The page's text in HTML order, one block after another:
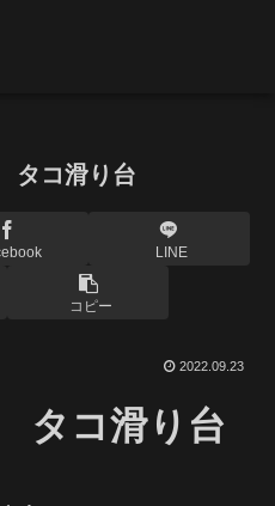
コ滑り台
LINE
コピー
2022.09.23
タコ滑り台